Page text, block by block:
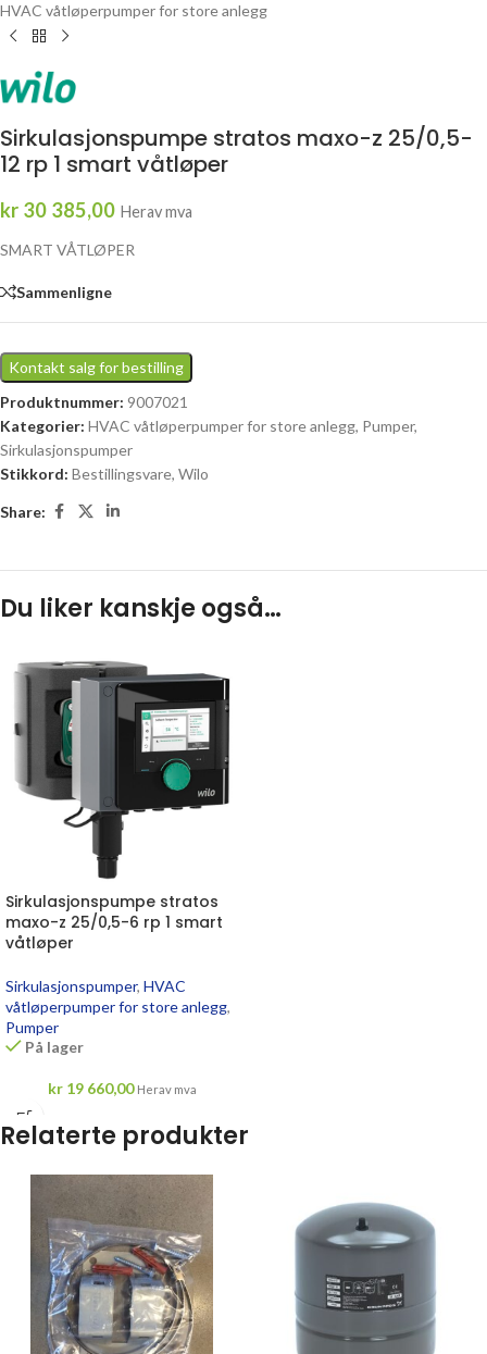
HVAC våtløperpumper for store anlegg
Sirkulasjonspumpe stratos maxo-z 25/0,5-
12 rp 1 smart våtløper
kr 30 385,00 Herav mva
SMART VÅTLØPER
Sammenligne
Kontakt salg for bestilling
Produktnummer: 9007021
Kategorier: HVAC våtløperpumper for store anlegg, Pumper,
Sirkulasjonspumper
Stikkord: Bestillingsvare, Wilo
Share:
Du liker kanskje også…
Sirkulasjonspumpe stratos
maxo-z 25/0,5-6 rp 1 smart
våtløper
Sirkulasjonspumper, HVAC
våtløperpumper for store anlegg,
Pumper
På lager
kr19 660,00 Herav mva
Relaterte produkter